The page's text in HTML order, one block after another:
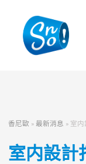
香尼歐 » 最新消息 » 室
室内設計